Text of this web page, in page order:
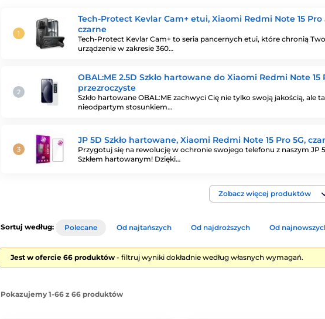
Tech-Protect Kevlar Cam+ etui, Xiaomi Redmi Note 15 Pro
czarne
Tech-Protect Kevlar Cam+ to seria pancernych etui, które chronią
urządzenie w zakresie 360…
OBAL:ME 2.5D Szkło hartowane do Xiaomi Redmi Note 15
przezroczyste
Szkło hartowane OBAL:ME zachwyci Cię nie tylko swoją jakością, ale
nieodpartym stosunkiem…
JP 5D Szkło hartowane, Xiaomi Redmi Note 15 Pro 5G,
Przygotuj się na rewolucję w ochronie swojego telefonu z naszym JP
Szkłem hartowanym! Dzięki…
Zobacz więcej produktów
Sortuj według: Polecane Od najtańszych Od najdroższych Od
Jest w ofercie 66 produktów - filtruj wyniki dokładnie według własnych wymagań.
Pokazujemy 1-66 z 66 produktów